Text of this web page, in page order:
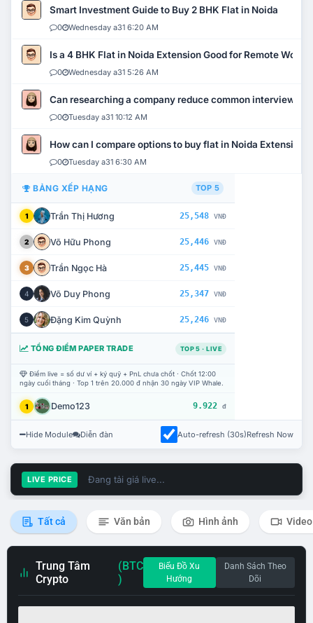
Smart Investment Guide to Buy 2 BHK Flat in Noida
0 Wednesday a31 6:20 AM
Is a 4 BHK Flat in Noida Extension Good for Remote Work?
0 Wednesday a31 5:26 AM
Can researching a company reduce common interview
0 Tuesday a31 10:12 AM
How can I compare options to buy flat in Noida Extension?
0 Tuesday a31 6:30 AM
BẢNG XẾP HẠNG TOP 5
1 Trần Thị Hương 25,548 VNĐ
2 Võ Hữu Phong 25,446 VNĐ
3 Trần Ngọc Hà 25,445 VNĐ
4 Võ Duy Phong 25,347 VNĐ
5 Đặng Kim Quỳnh 25,246 VNĐ
TỔNG ĐIỂM PAPER TRADE TOP 5 · LIVE
Điểm live = số dư ví + ký quỹ + PnL chưa chốt · Chốt 12:00
ngày cuối tháng · Top 1 trên 20.000 đ nhận 30 ngày VIP Whale.
1 Demo123 9.922 đ
Hide Module Diễn đàn Auto-refresh (30s)Refresh Now
LIVE PRICE Đang tải giá live...
Tất cả Văn bản Hình ảnh Video
Trung Tâm
Crypto
(BTC
)
Biểu Đồ Xu
Hướng
Danh Sách Theo
Dõi